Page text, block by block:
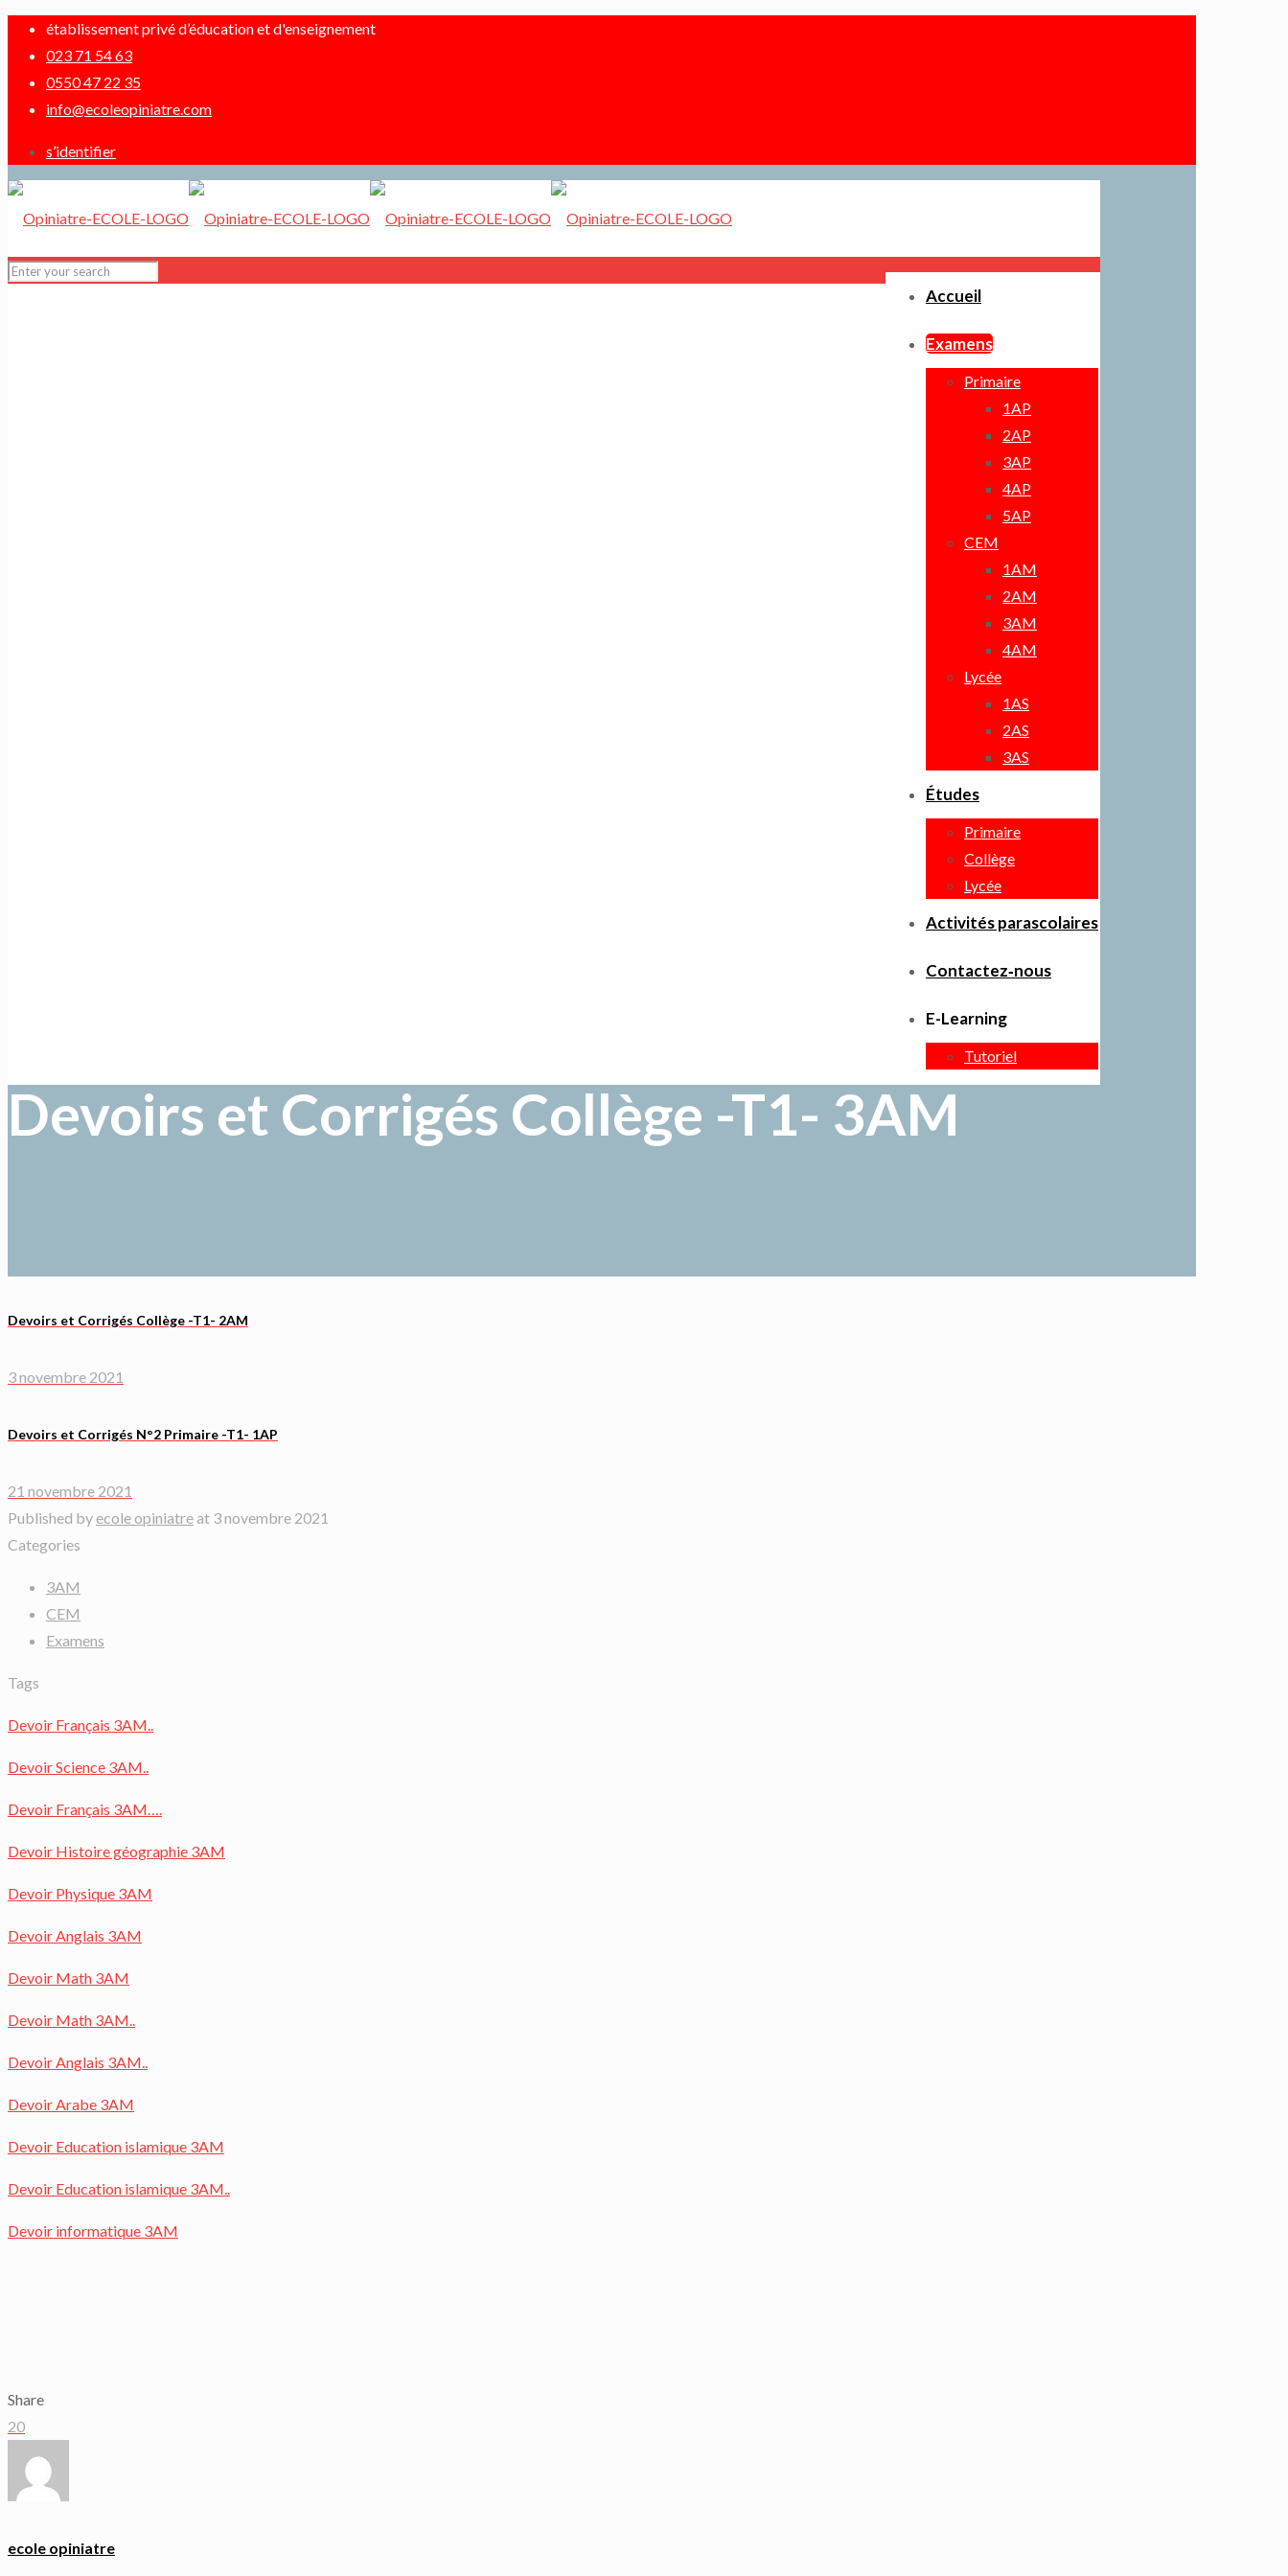
établissement privé d’éducation et d'enseignement
023 71 54 63
0550 47 22 35
info@ecoleopiniatre.com
s’identifier
Accueil
Examens
Primaire
1AP
2AP
3AP
4AP
5AP
CEM
1AM
2AM
3AM
4AM
Lycée
1AS
2AS
3AS
Études
Primaire
Collège
Lycée
Activités parascolaires
Contactez‑nous
E-Learning
Tutoriel
Devoirs et Corrigés Collège -T1- 3AM
Devoirs et Corrigés Collège -T1- 2AM
3 novembre 2021
Devoirs et Corrigés N°2 Primaire -T1- 1AP
21 novembre 2021
Published by ecole opiniatreat 3 novembre 2021
Categories
3AM
CEM
Examens
Tags
Devoir Français 3AM..
Devoir Science 3AM..
Devoir Français 3AM….
Devoir Histoire géographie 3AM
Devoir Physique 3AM
Devoir Anglais 3AM
Devoir Math 3AM
Devoir Math 3AM..
Devoir Anglais 3AM..
Devoir Arabe 3AM
Devoir Education islamique 3AM
Devoir Education islamique 3AM..
Devoir informatique 3AM
Share
20
ecole opiniatre